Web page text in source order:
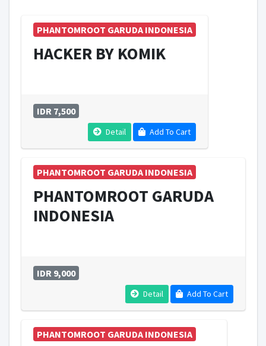
PHANTOMROOT GARUDA INDONESIA
HACKER BY KOMIK
IDR 7,500
Detail Add To Cart
PHANTOMROOT GARUDA INDONESIA
PHANTOMROOT GARUDA
INDONESIA
IDR 9,000
Detail Add To Cart
PHANTOMROOT GARUDA INDONESIA